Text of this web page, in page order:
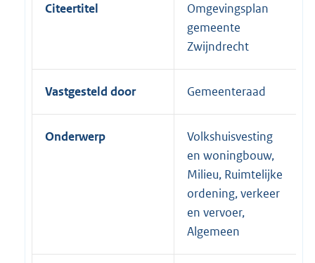
Citeertitel
Omgevingsplan
gemeente
Zwijndrecht
Vastgesteld door Gemeenteraad
Onderwerp
Volkshuisvesting
en woningbouw,
Milieu, Ruimtelijke
ordening, verkeer
en vervoer,
Algemeen